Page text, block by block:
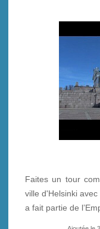
Faites un tour
ville d'Helsinki
a fait partie de